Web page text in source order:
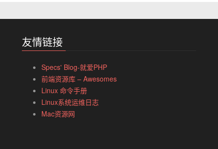
友情链接
Specs' Blog-就爱PHP
前端资源库 – Awesomes
Linux 命令手册
Linux系统运维日志
Mac资源网